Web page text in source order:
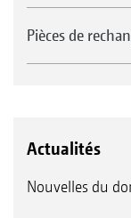
Pièces de
Actualités
Nouvelles du